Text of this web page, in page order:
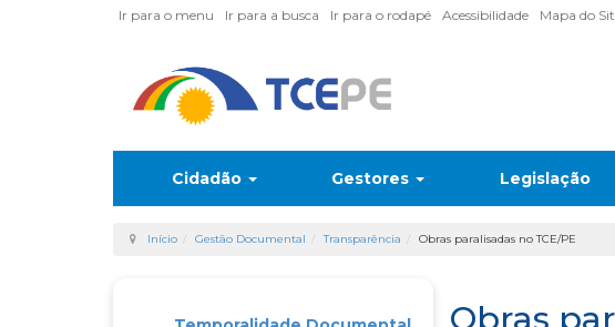
Ir para o menu Ir para a busca Ir para o rodapé Acessibilidade Mapa do
Cidadão Gestores Legislação
Início Gestão Documental Transparência Obras paralisadas no TCE/PE
Obras